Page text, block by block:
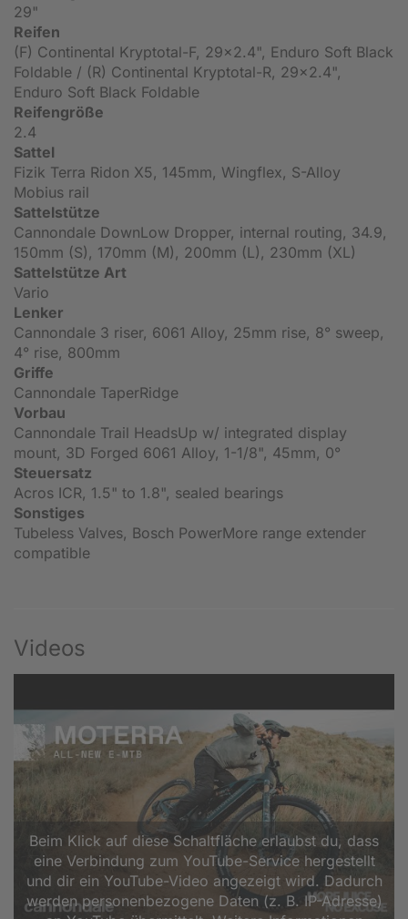
29"
Reifen
(F) Continental Kryptotal-F, 29x2.4", Enduro Soft Black
Foldable / (R) Continental Kryptotal-R, 29x2.4",
Enduro Soft Black Foldable
Reifengröße
2.4
Sattel
Fizik Terra Ridon X5, 145mm, Wingflex, S-Alloy
Mobius rail
Sattelstütze
Cannondale DownLow Dropper, internal routing, 34.9,
150mm (S), 170mm (M), 200mm (L), 230mm (XL)
Sattelstütze Art
Vario
Lenker
Cannondale 3 riser, 6061 Alloy, 25mm rise, 8° sweep,
4° rise, 800mm
Griffe
Cannondale TaperRidge
Vorbau
Cannondale Trail HeadsUp w/ integrated display
mount, 3D Forged 6061 Alloy, 1-1/8", 45mm, 0°
Steuersatz
Acros ICR, 1.5" to 1.8", sealed bearings
Sonstiges
Tubeless Valves, Bosch PowerMore range extender
compatible
Videos
Beim Klick auf diese Schaltfläche erlaubst du, dass
eine Verbindung zum YouTube-Service hergestellt
und dir ein YouTube-Video angezeigt wird. Dadurch
werden personenbezogene Daten (z. B. IP-Adresse)